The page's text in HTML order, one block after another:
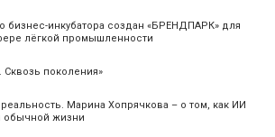
бизнес-инкубатора создан «БРЕНДПАРК» для
лёгкой промышленности
Сквозь поколения»
Марина Хопрячкова – о том, как ИИ
обычной жизни